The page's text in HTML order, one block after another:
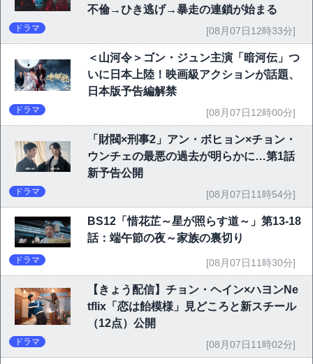
不倫→ひき逃げ→暴走の連鎖が始まる
ドラマ [08月07日12時33分]
＜山河令＞ゴン・ジュン主演「暗河伝」つ
いに日本上陸！映画級アクションが話題、
日本版予告編解禁
ドラマ [08月07日12時00分]
「財閥×刑事2」アン・ボヒョン×チョン・
ウンチェの最悪の過去が明らかに…第1話
新予告公開
ドラマ [08月07日11時54分]
BS12「惜花芷～星が照らす道～」第13-18
話：端午節の夜～家族の裏切り
ドラマ [08月07日11時30分]
【きょう配信】チョン・ヘイン×ハヨンNe
tflix「恋は飴模様」見どころと新スチール
（12点）公開
ドラマ [08月07日11時02分]